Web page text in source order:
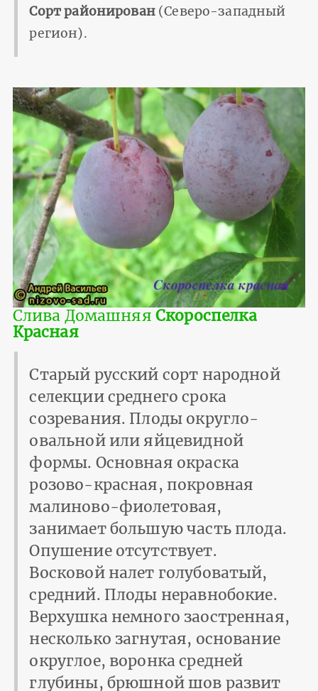
Сорт районирован(Северо-западный
регион).
Слива Домашняя Скороспелка
Красная
Старый русский сорт народной
селекции среднего срока
созревания. Плоды округло-
овальной или яйцевидной
формы. Основная окраска
розово-красная, покровная
малиново-фиолетовая,
занимает большую часть плода.
Опушение отсутствует.
Восковой налет голубоватый,
средний. Плоды неравнобокие.
Верхушка немного заостренная,
несколько загнутая, основание
округлое, воронка средней
глубины, брюшной шов развит